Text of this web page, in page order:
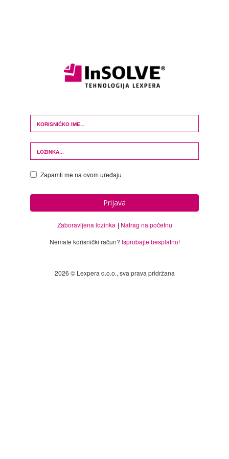
Login Form
Zapamti me na ovom uređaju
Prijava
Zaboravljena lozinka
Natrag na početnu
Nemate korisnički račun? Isprobajte besplatno!
2026 © Lexpera d.o.o., sva prava pridržana